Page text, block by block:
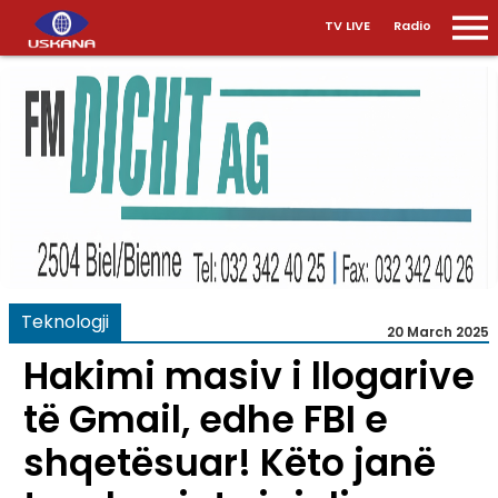
TV LIVE Radio
Teknologji 20 March 2025
Hakimi masiv i llogarive
të Gmail, edhe FBI e
shqetësuar! Këto janë